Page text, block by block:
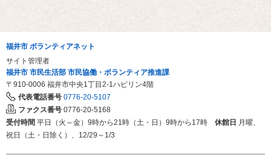
福井市 ボランティアネット
サイト管理者
福井市 市民生活部 市民協働・ボランティア推進課
〒910-0006 福井市中央1丁目2-1ハピリン4階
代表電話番号 0776-20-5107
ファクス番号 0776-20-5168
受付時間 平日（火～金）9時から21時（土・日）9時から17時 休館日 月曜、
祝日（土・日除く）、12/29～1/3